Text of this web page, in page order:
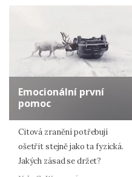
Emocionální první
pomoc
Citová zranění potřebují
ošetřit stejně jako ta fyzická.
Jakých zásad se držet?